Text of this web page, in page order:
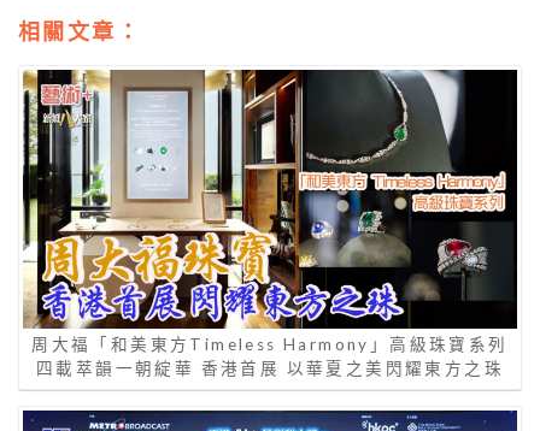
相關文章：
周大福「和美東方Timeless Harmony」高級珠寶系列
四載萃韻一朝綻華 香港首展 以華夏之美閃耀東方之珠